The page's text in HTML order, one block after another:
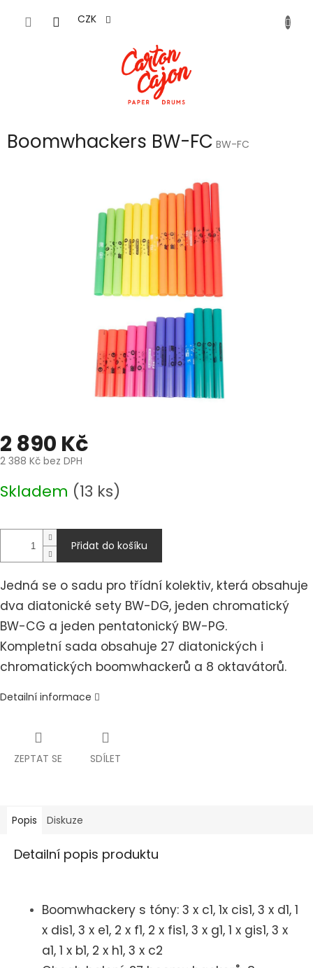
CZK
Boomwhackers BW-FC BW-FC
2 890 Kč
2 388 Kč bez DPH
cena:
Skladem (13 ks)
Přidat do košíku
Jedná se o sadu pro třídní kolektiv, která obsahuje
dva diatonické sety BW-DG, jeden chromatický
BW-CG a jeden pentatonický BW-PG.
Kompletní sada obsahuje 27 diatonických i
chromatických boomwhackerů a 8 oktavátorů.
Detailní informace
ZEPTAT SE SDÍLET
Popis Diskuze
Detailní popis produktu
Boomwhackery s tóny: 3 x c1, 1x cis1, 3 x d1, 1
x dis1, 3 x e1, 2 x f1, 2 x fis1, 3 x g1, 1 x gis1, 3 x
a1, 1 x b1, 2 x h1, 3 x c2